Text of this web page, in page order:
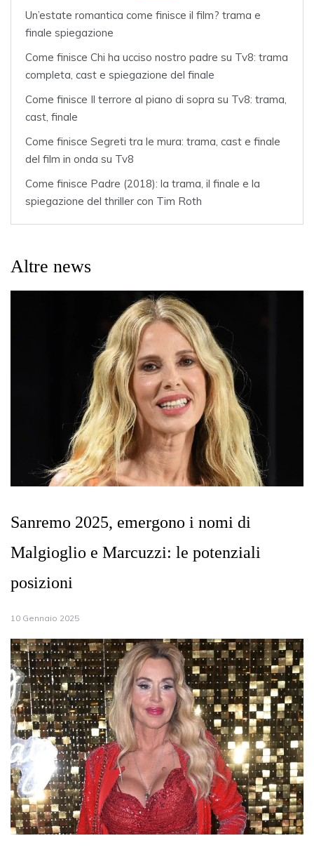
Un’estate romantica come finisce il film? trama e
finale spiegazione
Come finisce Chi ha ucciso nostro padre su Tv8: trama
completa, cast e spiegazione del finale
Come finisce Il terrore al piano di sopra su Tv8: trama,
cast, finale
Come finisce Segreti tra le mura: trama, cast e finale
del film in onda su Tv8
Come finisce Padre (2018): la trama, il finale e la
spiegazione del thriller con Tim Roth
Altre news
Sanremo 2025, emergono i nomi di
Malgioglio e Marcuzzi: le potenziali
posizioni
10 Gennaio 2025